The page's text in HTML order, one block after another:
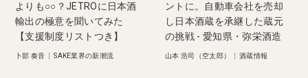
よりも○○？JETROに日本酒
輸出の極意を聞いてみた
【支援制度リストつき】
卜部 奏音 |SAKE業界の新潮流
ントに。自動車会社を売却
し日本酒蔵を承継した蔵元
の挑戦 - 愛知県・弥栄酒造
山本 浩司（空太郎） 酒蔵情報